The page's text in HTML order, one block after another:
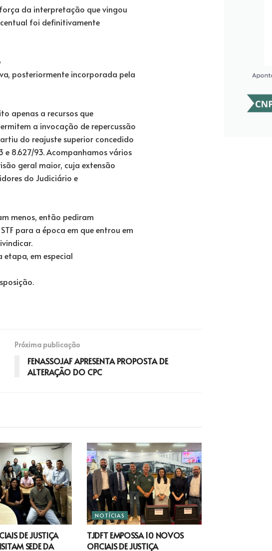
da interpretação que vingou
foi definitivamente
posteriormente incorporada pela
apenas a recursos que
a invocação de repercussão
do reajuste superior concedido
e 8.627/93. Acompanhamos vários
geral maior, cuja extensão
do Judiciário e
menos, então pediram
para a época em que entrou em
etapa, em especial
Próxima publicação
FENASSOJAF APRESENTA PROPOSTA DE
ALTERAÇÃO DO CPC
DE JUSTIÇA
SEDE DA
NOTÍCIAS
TJDFT EMPOSSA 10 NOVOS
OFICIAIS DE JUSTIÇA